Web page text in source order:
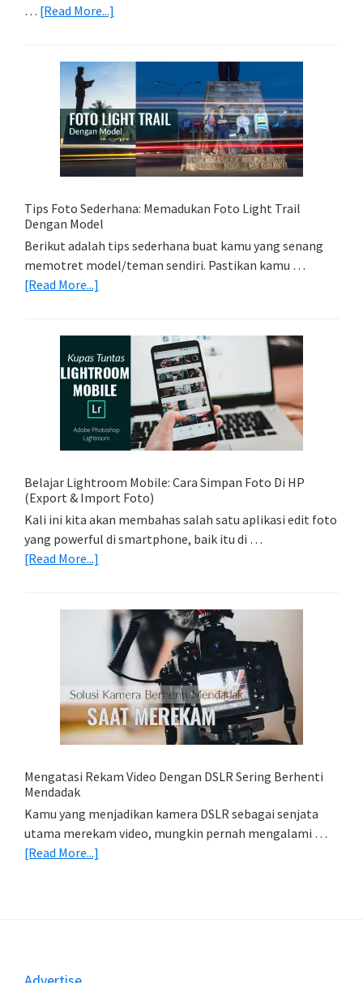
… [Read More...]
Memori
Tepat
Untuk
Kamera
Kamu
Tips Foto Sederhana: Memadukan Foto Light Trail
Dengan Model
Berikut adalah tips sederhana buat kamu yang senang
memotret model/teman sendiri. Pastikan kamu …
[Read More...]
Sederhana:
Memadukan
Foto
Light
Trail
Dengan
Belajar Lightroom Mobile: Cara Simpan Foto Di HP
(Export & Import Foto)
Kali ini kita akan membahas salah satu aplikasi edit foto
yang powerful di smartphone, baik itu di …
[Read More...]
Mobile:
Cara
Simpan
Foto
Di
HP
(Export
Import
Mengatasi Rekam Video Dengan DSLR Sering Berhenti
Mendadak
Kamu yang menjadikan kamera DSLR sebagai senjata
utama merekam video, mungkin pernah mengalami …
[Read More...]